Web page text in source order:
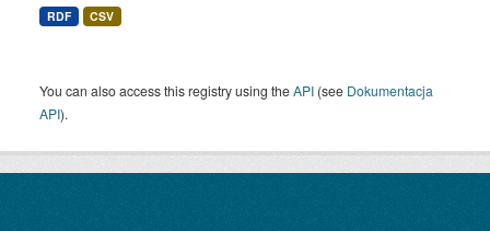
RDF CSV
You can also access this registry using theAPI (see Dokumentacja
API).